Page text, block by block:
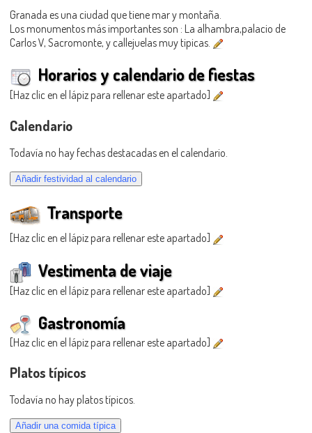
Granada es una ciudad que tiene mar y montaña.
Los monumentos más importantes son : La alhambra,palacio de
Carlos V, Sacromonte, y callejuelas muy tipicas.
Horarios y calendario de fiestas
[Haz clic en el lápiz para rellenar este apartado]
Calendario
Todavía no hay fechas destacadas en el calendario.
Transporte
[Haz clic en el lápiz para rellenar este apartado]
Vestimenta de viaje
[Haz clic en el lápiz para rellenar este apartado]
Gastronomía
[Haz clic en el lápiz para rellenar este apartado]
Platos típicos
Todavía no hay platos típicos.